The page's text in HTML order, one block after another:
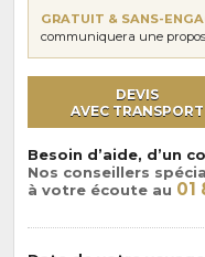
GRATUIT & SANS-
communiquera une
DEVIS
AVEC TRANSPORT
Besoin d’aide, d’un
Nos conseillers
à votre écoute au 01